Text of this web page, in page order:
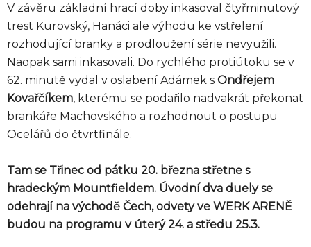
V závěru základní hrací doby inkasoval čtyřminutový
trest Kurovský, Hanáci ale výhodu ke vstřelení
rozhodující branky a prodloužení série nevyužili.
Naopak sami inkasovali. Do rychlého protiútoku se v
62. minutě vydal v oslabení Adámek s Ondřejem
Kovařčíkem, kterému se podařilo nadvakrát překonat
brankáře Machovského a rozhodnout o postupu
Ocelářů do čtvrtfinále.
Tam se Třinec od pátku 20. března střetne s
hradeckým Mountfieldem. Úvodní dva duely se
odehrají na východě Čech, odvety ve WERK ARENĚ
budou na programu v úterý 24. a středu 25.3.